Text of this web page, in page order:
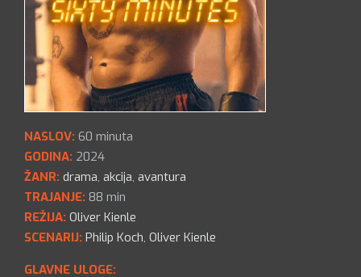
NASLOV: 60 minuta
GODINA: 2024
ŽANR: drama, akcija, avantura
TRAJANJE: 88 min
REŽIJA: Oliver Kienle
SCENARIJ: Philip Koch, Oliver Kienle
GLAVNE ULOGE: